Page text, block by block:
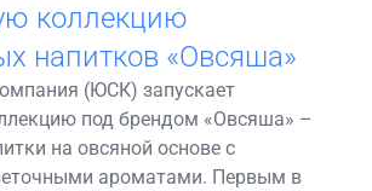
коллекцию
напитков «Овсяша»
(ЮСК) запускает
под брендом «Овсяша» –
на овсяной основе с
ароматами. Первым в